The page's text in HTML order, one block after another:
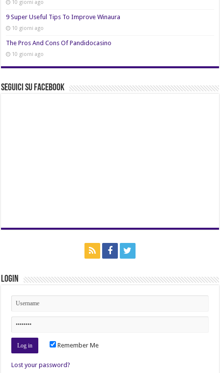
10 giorni ago
9 Super Useful Tips To Improve Winaura
10 giorni ago
The Pros And Cons Of Pandidocasino
10 giorni ago
Seguici su Facebook
Login
Remember Me
Lost your password?